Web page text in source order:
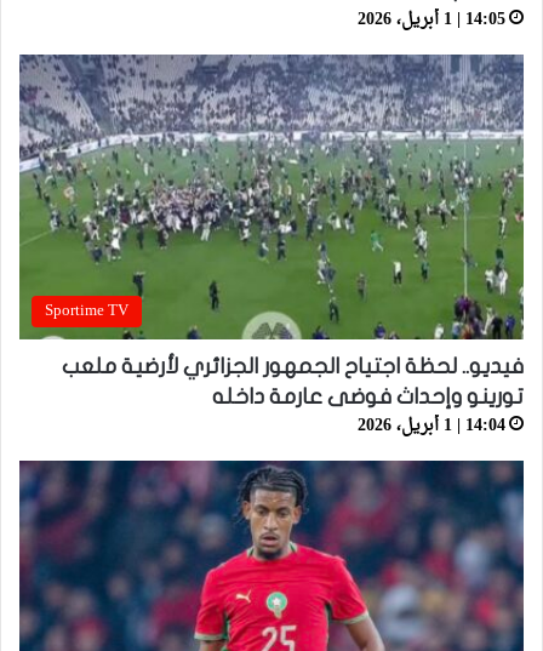
14:05 | 1 أبريل، 2026
Sportime TV
فيديو.. لحظة اجتياح الجمهور الجزائري لأرضية ملعب
تورينو وإحداث فوضى عارمة داخله
14:04 | 1 أبريل، 2026